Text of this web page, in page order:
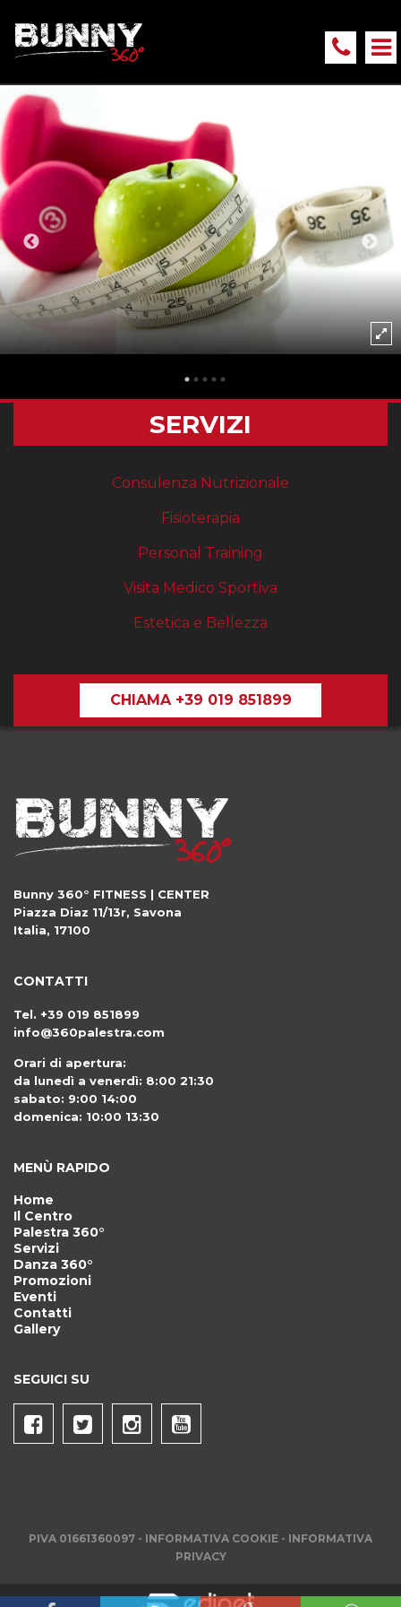
SERVIZI
Consulenza Nutrizionale
Fisioterapia
Personal Training
Visita Medico Sportiva
Estetica e Bellezza
CHIAMA +39 019 851899
Bunny 360° FITNESS | CENTER
Piazza Diaz 11/13r, Savona
Italia, 17100
CONTATTI
Tel. +39 019 851899
info@360palestra.com
Orari di apertura:
da lunedì a venerdì: 8:00 21:30
sabato: 9:00 14:00
domenica: 10:00 13:30
MENÙ RAPIDO
Home
Il Centro
Palestra 360°
Servizi
Danza 360°
Promozioni
Eventi
Contatti
Gallery
SEGUICI SU
PIVA 01661360097 - INFORMATIVA COOKIE - INFORMATIVA
PRIVACY